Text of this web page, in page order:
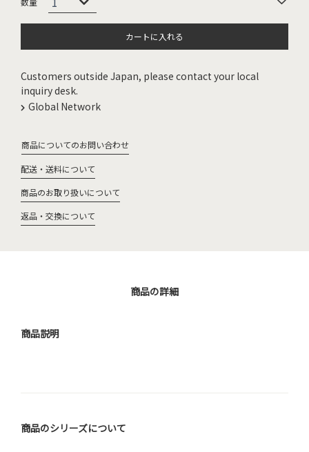
カートに入れる
Customers outside Japan, please contact your local
inquiry desk.
Global Network
商品についてのお問い合わせ
配送・送料について
商品のお取り扱いについて
返品・交換について
商品の詳細
商品説明
商品のシリーズについて